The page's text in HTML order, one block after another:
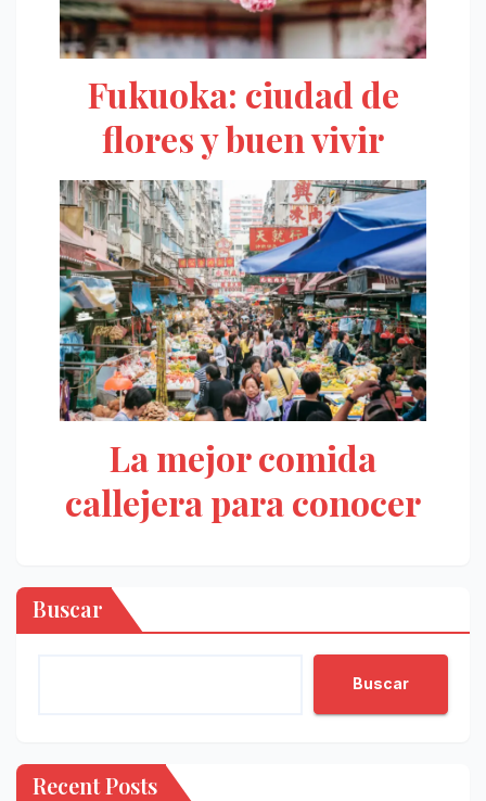
Fukuoka: ciudad de
flores y buen vivir
La mejor comida
callejera para conocer
Buscar
Buscar
Recent Posts